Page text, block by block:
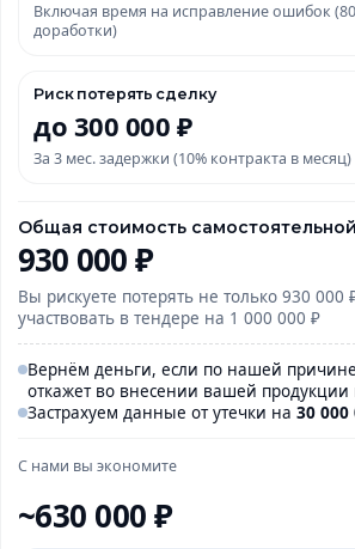
Включая время на исправление ошибок
доработки)
Риск потерять сделку
до 300 000 ₽
За 3 мес. задержки (10% контракта в месяц)
Общая стоимость
930 000 ₽
Вы рискуете потерять не только 930
участвовать в тендере на 1 000 000 ₽
Вернём деньги, если по нашей
откажет во внесении вашей продукции
Застрахуем данные от утечки на 30 000
С нами вы экономите
~630 000 ₽